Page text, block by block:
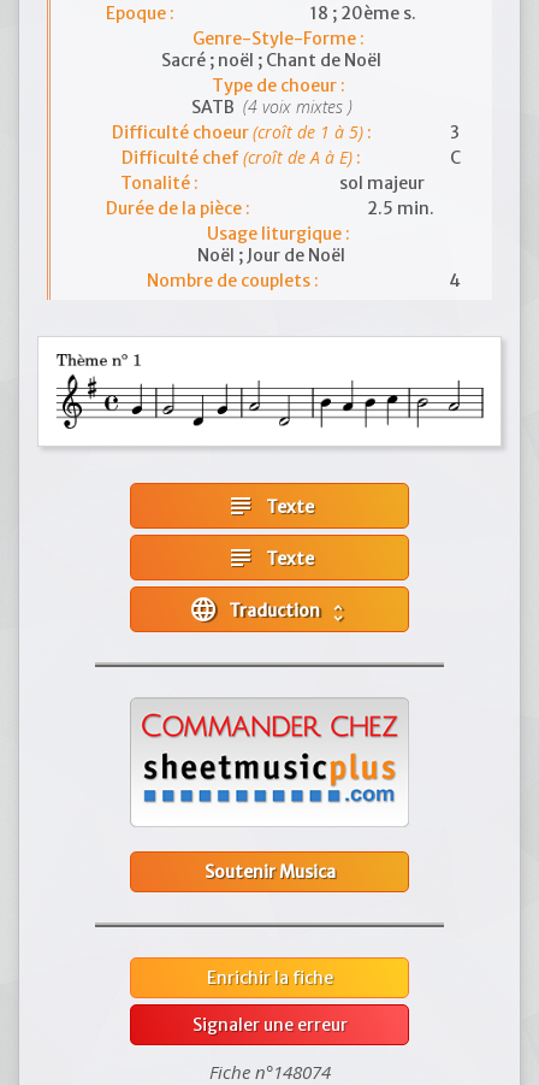
Epoque :
18 ; 20ème s.
Genre-Style-Forme :
Sacré ; noël ; Chant de Noël
Type de choeur :
SATB (4 voix mixtes )
Difficulté choeur(croît de 1 à 5):
3
Difficulté chef(croît de A à E) :
C
Tonalité :
sol majeur
Durée de la pièce :
2.5 min.
Usage liturgique :
Noël ; Jour de Noël
Nombre de couplets :
4
subject Texte
subject Texte
language unfold_more
Soutenir Musica
Enrichir la fiche
Signaler une erreur
Fiche n°148074